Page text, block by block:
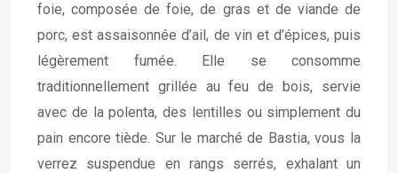
foie, composée de foie, de gras et de viande de
porc, est assaisonnée d’ail, de vin et d’épices, puis
légèrement fumée. Elle se consomme
traditionnellement grillée au feu de bois, servie
avec de la polenta, des lentilles ou simplement du
pain encore tiède. Sur le marché de Bastia, vous la
verrez suspendue en rangs serrés, exhalant un